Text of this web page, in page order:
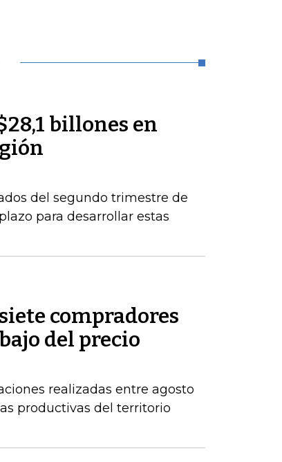
billones en
del segundo trimestre de
para desarrollar estas
compradores
del precio
realizadas entre agosto
productivas del territorio